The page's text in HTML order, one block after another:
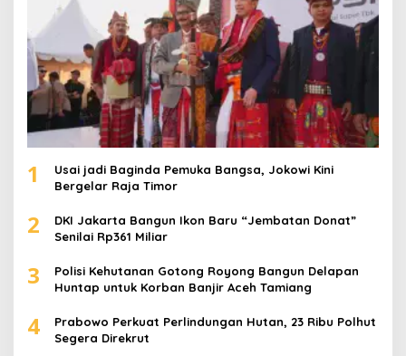
1
Usai jadi Baginda Pemuka Bangsa, Jokowi Kini
Bergelar Raja Timor
2
DKI Jakarta Bangun Ikon Baru “Jembatan Donat”
Senilai Rp361 Miliar
3
Polisi Kehutanan Gotong Royong Bangun Delapan
Huntap untuk Korban Banjir Aceh Tamiang
4
Prabowo Perkuat Perlindungan Hutan, 23 Ribu Polhut
Segera Direkrut